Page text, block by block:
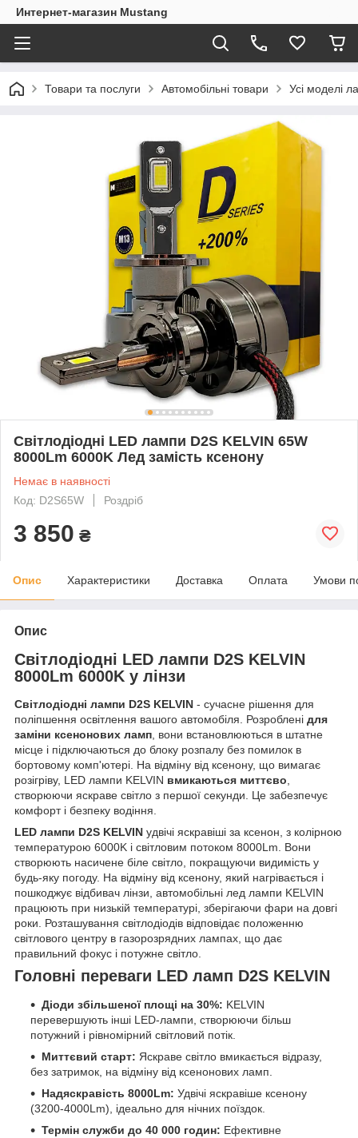
Интернет-магазин Mustang
Товари та послуги Автомобільні товари Усі моделі
Світлодіодні LED лампи D2S KELVIN 65W
8000Lm 6000K Лед замість ксенону
Немає в наявності
Код: D2S65W
Роздріб
3 850 ₴
Опис Характеристики Доставка Оплата Умови
Опис
Світлодіодні LED лампи D2S KELVIN
8000Lm 6000K у лінзи
Світлодіодні лампи D2S KELVIN - сучасне рішення для
поліпшення освітлення вашого автомобіля. Розроблені для
заміни ксенонових ламп, вони встановлюються в штатне
місце і підключаються до блоку розпалу без помилок в
бортовому комп'ютері. На відміну від ксенону, що вимагає
розігріву, LED лампи KELVIN вмикаються миттєво,
створюючи яскраве світло з першої секунди. Це забезпечує
комфорт і безпеку водіння.
LED лампи D2S KELVIN удвічі яскравіші за ксенон, з колірною
температурою 6000K і світловим потоком 8000Lm. Вони
створюють насичене біле світло, покращуючи видимість у
будь-яку погоду. На відміну від ксенону, який нагрівається і
пошкоджує відбивач лінзи, автомобільні лед лампи KELVIN
працюють при низькій температурі, зберігаючи фари на довгі
роки. Розташування світлодіодів відповідає положенню
світлового центру в газорозрядних лампах, що дає
правильний фокус і потужне світло.
Головні переваги LED ламп D2S KELVIN
Діоди збільшеної площі на 30%: KELVIN
перевершують інші LED-лампи, створюючи більш
потужний і рівномірний світловий потік.
Миттєвий старт: Яскраве світло вмикається відразу,
без затримок, на відміну від ксенонових ламп.
Надяскравість 8000Lm: Удвічі яскравіше ксенону
(3200-4000Lm), ідеально для нічних поїздок.
Термін служби до 40 000 годин: Ефективне